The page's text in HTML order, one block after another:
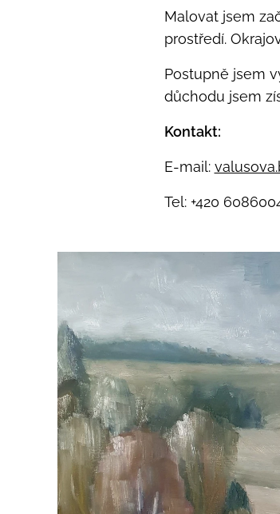
Malovat jsem
prostředí.
Postupně jsem
důchodu jsem
Kontakt:
E-mail:
Tel: +420